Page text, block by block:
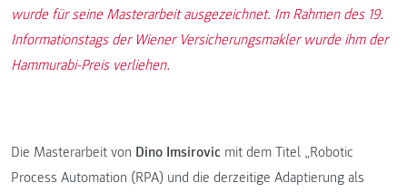
wurde für seine Masterarbeit ausgezeichnet. Im Rahmen des 19.
Informationstags der Wiener Versicherungsmakler wurde ihm der
Hammurabi-Preis verliehen.
Die Masterarbeit von Dino Imsirovic mit dem Titel „Robotic
Process Automation (RPA) und die derzeitige Adaptierung als